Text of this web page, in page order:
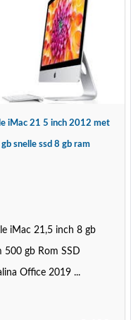
iMac 21 5 inch 2012 met
snelle ssd 8 gb ram
iMac 21,5 inch 8 gb
500 gb Rom SSD
Office 2019 ...